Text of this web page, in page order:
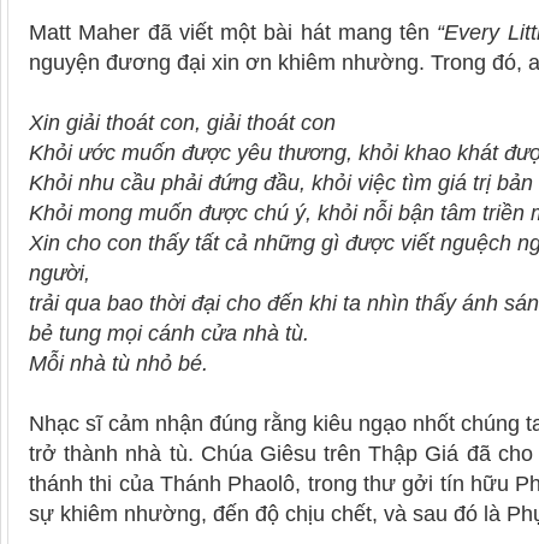
Matt Maher đã viết một bài hát mang tên “Every
nguyện đương đại xin ơn khiêm nhường. Trong đó,
Xin giải thoát con, giải thoát con
Khỏi ước muốn được yêu thương, khỏi khao khát
Khỏi nhu cầu phải đứng đầu, khỏi việc tìm giá trị
Khỏi mong muốn được chú ý, khỏi nỗi bận tâm triền
Xin cho con thấy tất cả những gì được viết nguệch
người,
trải qua bao thời đại cho đến khi ta nhìn thấy ánh
bẻ tung mọi cánh cửa nhà tù.
Mỗi nhà tù nhỏ bé.
Nhạc sĩ cảm nhận đúng rằng kiêu ngạo nhốt chúng
trở thành nhà tù. Chúa Giêsu trên Thập Giá đã
thánh thi của Thánh Phaolô, trong thư gởi tín hữu
sự khiêm nhường, đến độ chịu chết, và sau đó là